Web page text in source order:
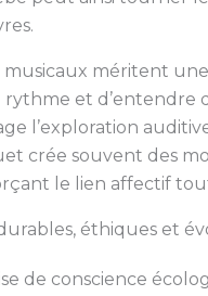
musicaux méritent
et d’entendre
l’exploration
crée souvent des
le lien affectif
éthiques et
de conscience